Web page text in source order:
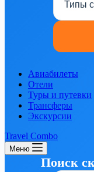
Авиабилеты
Отели
Туры и путевки
Трансферы
Экскурсии
Travel Combo
Меню
Поиск